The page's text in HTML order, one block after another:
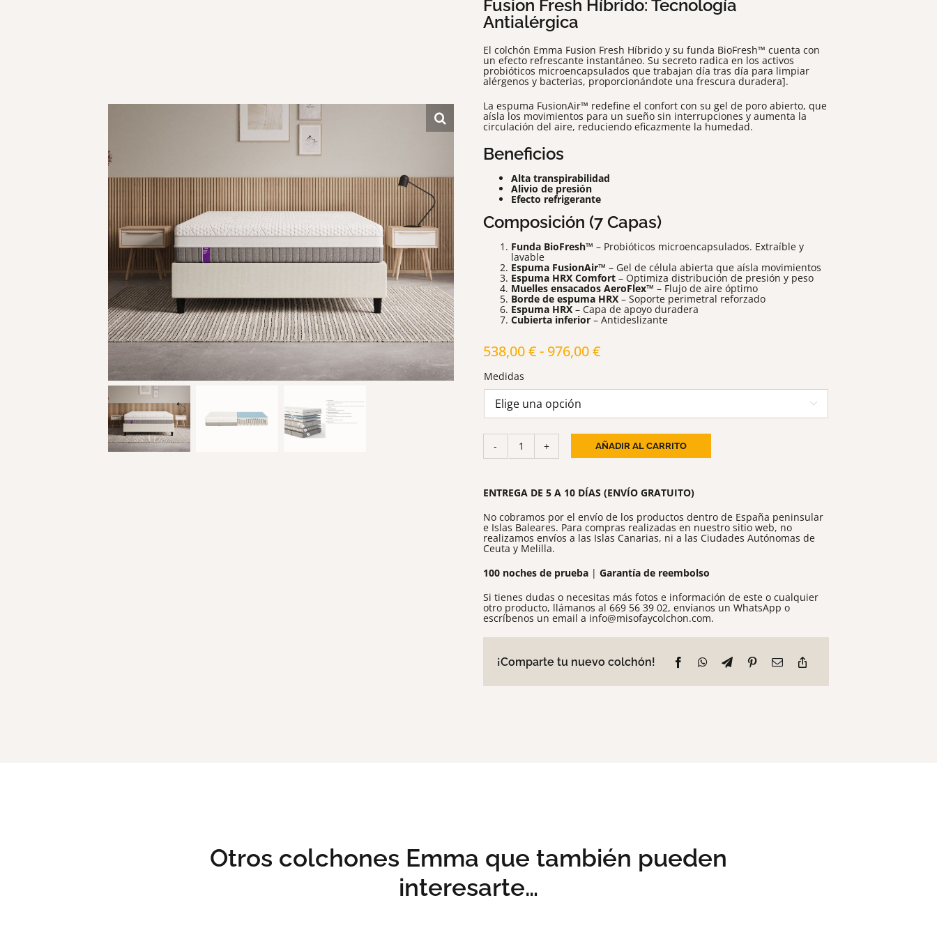
Fusion Fresh Híbrido: Tecnología
Antialérgica
El colchón Emma Fusion Fresh Híbrido y su funda BioFresh™ cuenta con
un efecto refrescante instantáneo. Su secreto radica en los activos
probióticos microencapsulados que trabajan día tras día para limpiar
alérgenos y bacterias, proporcionándote una frescura duradera].
La espuma FusionAir™ redefine el confort con su gel de poro abierto, que
aísla los movimientos para un sueño sin interrupciones y aumenta la
circulación del aire, reduciendo eficazmente la humedad.
Beneficios
Alta transpirabilidad
Alivio de presión
Efecto refrigerante
Composición (7 Capas)
Funda BioFresh™ – Probióticos microencapsulados. Extraíble y
lavable
Espuma FusionAir™ – Gel de célula abierta que aísla movimientos
Espuma HRX Comfort– Optimiza distribución de presión y peso
Muelles ensacados AeroFlex™ – Flujo de aire óptimo
Borde de espuma HRX– Soporte perimetral reforzado
Espuma HRX– Capa de apoyo duradera
Cubierta inferior– Antideslizante
538,00€- 976,00€Rango
precios:
hasta
976,00 €
Medidas

Emma
Fusion
cantidad
AÑADIR AL CARRITO
ENTREGA DE 5 A 10 DÍAS (ENVÍO GRATUITO)
No cobramos por el envío de los productos dentro de España peninsular
e Islas Baleares. Para compras realizadas en nuestro sitio web, no
realizamos envíos a las Islas Canarias, ni a las Ciudades Autónomas de
Ceuta y Melilla.
100 noches de prueba| Garantía de reembolso
Si tienes dudas o necesitas más fotos e información de este o cualquier
otro producto, llámanos al 669 56 39 02, envíanos un WhatsApp o
escríbenos un email a info@misofaycolchon.com.
¡Comparte tu nuevo colchón!
Otros colchones Emma que también pueden
interesarte…